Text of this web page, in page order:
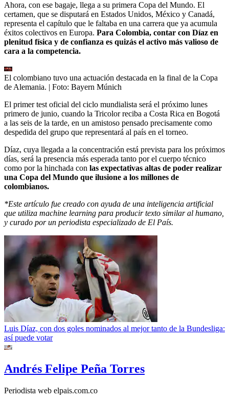
Ahora, con ese bagaje, llega a su primera Copa del Mundo. El
certamen, que se disputará en Estados Unidos, México y Canadá,
representa el capítulo que le faltaba en una carrera que ya acumula
éxitos colectivos en Europa. Para Colombia, contar con Díaz en
plenitud física y de confianza es quizás el activo más valioso de
cara a la competencia.
El colombiano tuvo una actuación destacada en la final de la Copa
de Alemania. | Foto: Bayern Múnich
El primer test oficial del ciclo mundialista será el próximo lunes
primero de junio, cuando la Tricolor reciba a Costa Rica en Bogotá
a las seis de la tarde, en un amistoso pensado precisamente como
despedida del grupo que representará al país en el torneo.
Díaz, cuya llegada a la concentración está prevista para los próximos
días, será la presencia más esperada tanto por el cuerpo técnico
como por la hinchada con las expectativas altas de poder realizar
una Copa del Mundo que ilusione a los millones de
colombianos.
*Este artículo fue creado con ayuda de una inteligencia artificial
que utiliza machine learning para producir texto similar al humano,
y curado por un periodista especializado de El País.
Luis Díaz, con dos goles nominados al mejor tanto de la Bundesliga:
así puede votar
Andrés Felipe Peña Torres
Periodista web elpais.com.co